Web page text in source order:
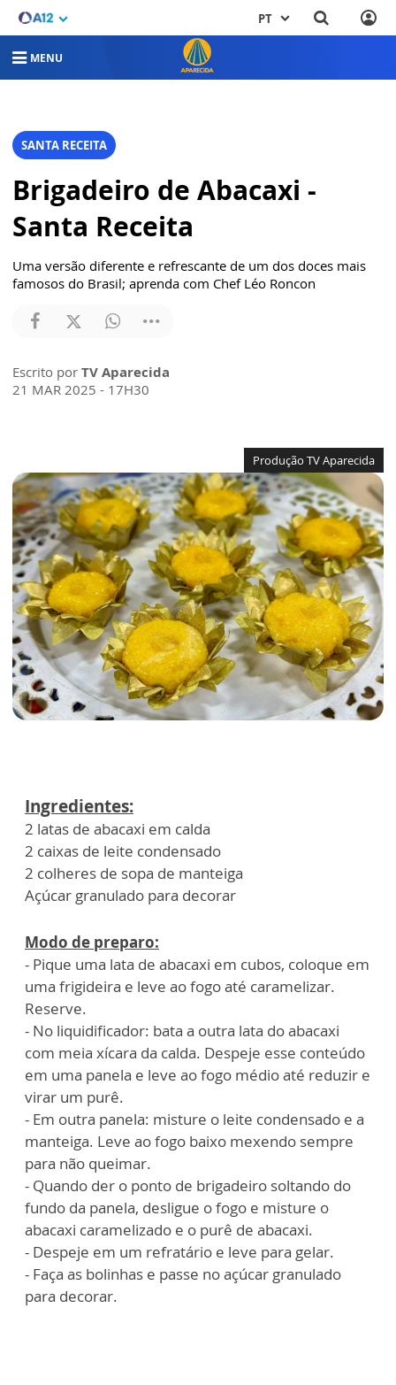
PT
MENU
SANTA RECEITA
Brigadeiro de Abacaxi -
Santa Receita
Uma versão diferente e refrescante de um dos doces mais
famosos do Brasil; aprenda com Chef Léo Roncon
Escrito por TV Aparecida
21 MAR 2025 - 17H30
Produção TV Aparecida
Ingredientes:
2 latas de abacaxi em calda
2 caixas de leite condensado
2 colheres de sopa de manteiga
Açúcar granulado para decorar
Modo de preparo:
- Pique uma lata de abacaxi em cubos, coloque em
uma frigideira e leve ao fogo até caramelizar.
Reserve.
- No liquidificador: bata a outra lata do abacaxi
com meia xícara da calda. Despeje esse conteúdo
em uma panela e leve ao fogo médio até reduzir e
virar um purê.
- Em outra panela: misture o leite condensado e a
manteiga. Leve ao fogo baixo mexendo sempre
para não queimar.
- Quando der o ponto de brigadeiro soltando do
fundo da panela, desligue o fogo e misture o
abacaxi caramelizado e o purê de abacaxi.
- Despeje em um refratário e leve para gelar.
- Faça as bolinhas e passe no açúcar granulado
para decorar.